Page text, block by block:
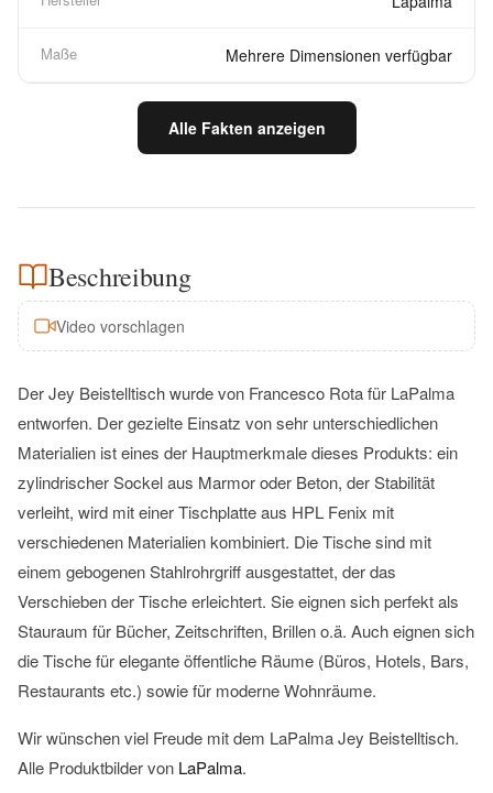
Maße Mehrere Dimensionen verfügbar
Alle Fakten anzeigen
Beschreibung
Video vorschlagen
Der Jey Beistelltisch wurde von Francesco Rota für LaPalma
entworfen. Der gezielte Einsatz von sehr unterschiedlichen
Materialien ist eines der Hauptmerkmale dieses Produkts: ein
zylindrischer Sockel aus Marmor oder Beton, der Stabilität
verleiht, wird mit einer Tischplatte aus HPL Fenix ​​mit
verschiedenen Materialien kombiniert. Die Tische sind mit
einem gebogenen Stahlrohrgriff ausgestattet, der das
Verschieben der Tische erleichtert. Sie eignen sich perfekt als
Stauraum für Bücher, Zeitschriften, Brillen o.ä. Auch eignen sich
die Tische für elegante öffentliche Räume (Büros, Hotels, Bars,
Restaurants etc.) sowie für moderne Wohnräume.
Wir wünschen viel Freude mit dem LaPalma Jey Beistelltisch.
Alle Produktbilder von LaPalma.